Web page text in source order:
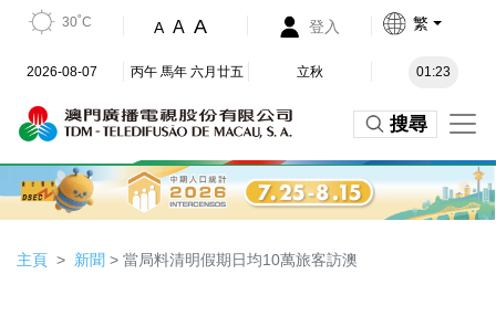
30˚C A A A 登入 繁
2026-08-07 丙午 馬年 六月廿五 立秋 01:23
搜尋
主頁 新聞 > 當局料清明假期日均10萬旅客訪澳